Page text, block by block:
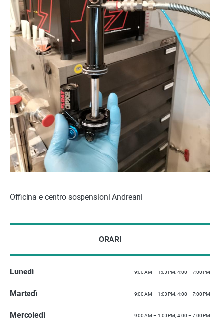
Officina e centro sospensioni Andreani
ORARI
Lunedì 9:00 AM – 1:00 PM, 4:00 – 7:00 PM
Martedì 9:00 AM – 1:00 PM, 4:00 – 7:00 PM
Mercoledì 9:00 AM – 1:00 PM, 4:00 – 7:00 PM